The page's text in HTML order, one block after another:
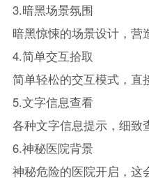
3.暗黑场景氛围
暗黑惊悚的场景设计，营
4.简单交互拾取
简单轻松的交互模式，直
5.文字信息查看
各种文字信息提示，细致
6.神秘医院背景
神秘危险的医院开启，这